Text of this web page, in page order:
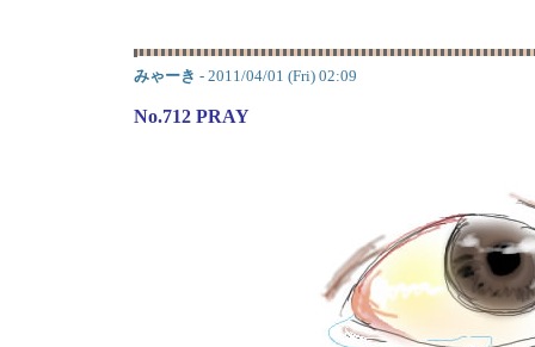
みゃーき - 2011/04/01 (Fri) 02:09
No.712 PRAY